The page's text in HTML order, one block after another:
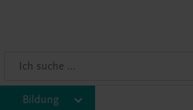
Bildung